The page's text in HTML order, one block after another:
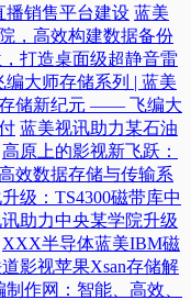
销售平台建设 蓝美
，高效构建数据备份
打造桌面级超静音雷
编大师存储系列 | 蓝美
储新纪元 —— 飞编大
蓝美视讯助力某石油
高原上的影视新飞跃：
效数据存储与传输系
级：TS4300磁带库中
助力中央某学院升级
XXX半导体蓝美IBM磁
影视苹果Xsan存储解
作网：智能、高效、